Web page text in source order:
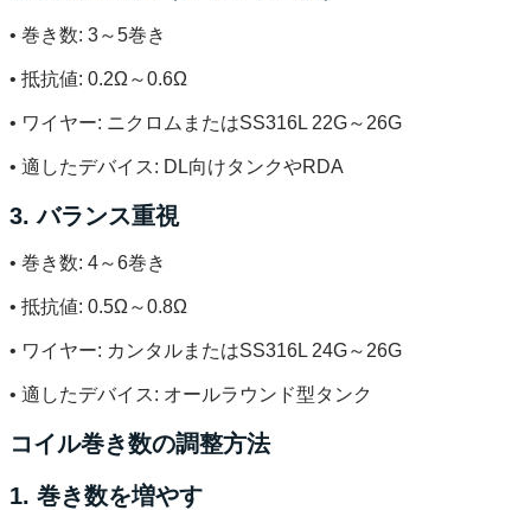
• 巻き数: 3～5巻き
• 抵抗値: 0.2Ω～0.6Ω
• ワイヤー: ニクロムまたはSS316L 22G～26G
• 適したデバイス: DL向けタンクやRDA
3. バランス重視
• 巻き数: 4～6巻き
• 抵抗値: 0.5Ω～0.8Ω
• ワイヤー: カンタルまたはSS316L 24G～26G
• 適したデバイス: オールラウンド型タンク
コイル巻き数の調整方法
1. 巻き数を増やす